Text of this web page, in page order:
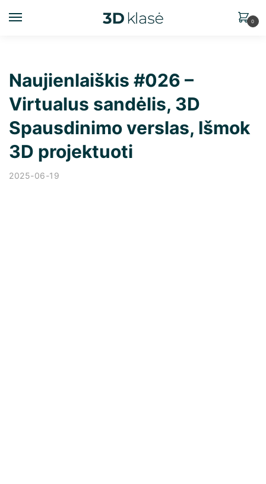
0
Naujienlaiškis #026 –
Virtualus sandėlis, 3D
Spausdinimo verslas, Išmok
3D projektuoti
2025-06-19